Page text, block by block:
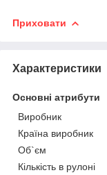
Приховати
Характеристики
Основні атрибути
Виробник
Країна виробник
Об`єм
Кількість в рулоні